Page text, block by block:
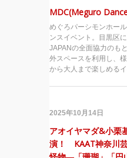
MDC(Meguro
めぐろパーシモンホー
ンスイベント。目黒区
JAPANの全面協力のも
外スペースを利用し、
から大人まで楽しめる
2025年10月14日
アオイヤマダ&小栗
演！ KAAT神奈川